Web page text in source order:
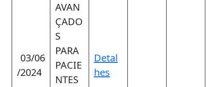
03/06
/2024
AVAN
ÇADO
S
PARA
PACIE
NTES
Detal
hes